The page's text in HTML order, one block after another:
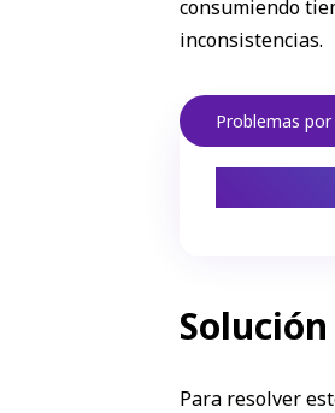
consumiendo
inconsistencias.
Problemas
Para resolver